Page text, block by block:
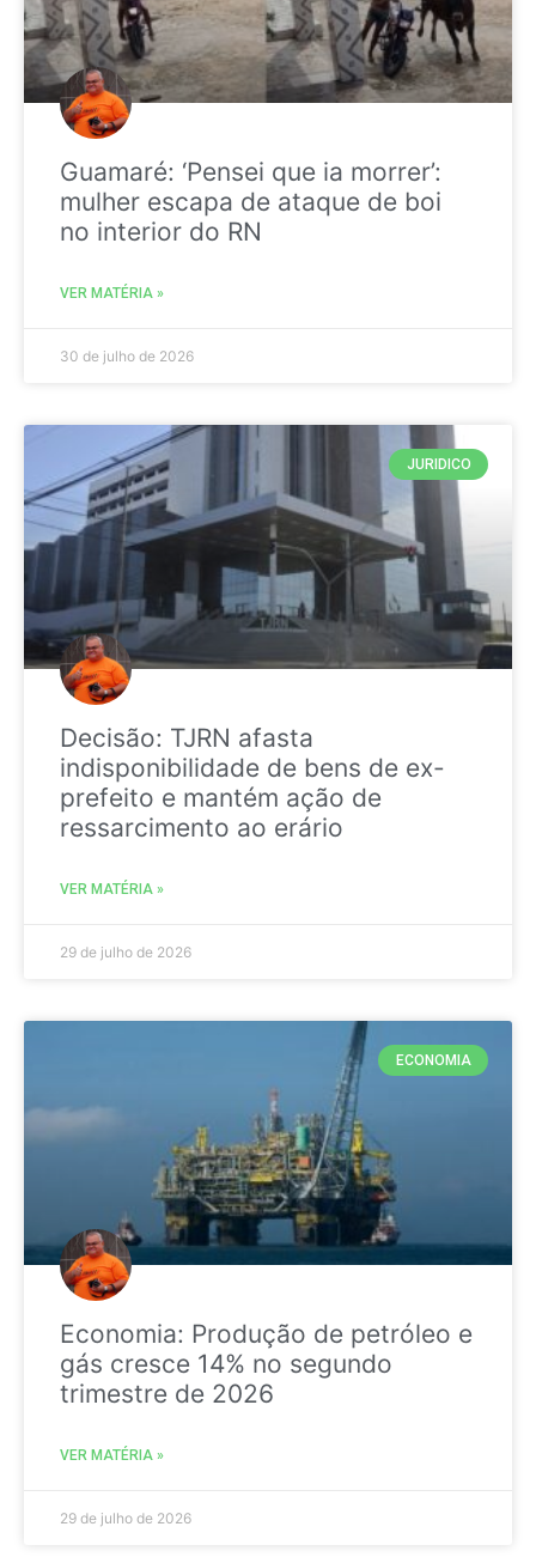
Guamaré: ‘Pensei que ia morrer’:
mulher escapa de ataque de boi
no interior do RN
VER MATÉRIA »
30 de julho de 2026
JURIDICO
Decisão: TJRN afasta
indisponibilidade de bens de ex-
prefeito e mantém ação de
ressarcimento ao erário
VER MATÉRIA »
29 de julho de 2026
ECONOMIA
Economia: Produção de petróleo e
gás cresce 14% no segundo
trimestre de 2026
VER MATÉRIA »
29 de julho de 2026